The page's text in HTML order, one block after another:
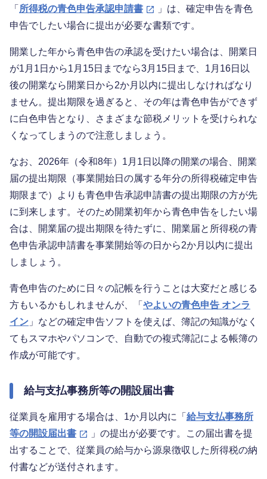
「 所得税の青色申告承認申請書
」は、確定申告を青色
申告でしたい場合に提出が必要な書類です。
開業した年から青色申告の承認を受けたい場合は、開業日
が1月1日から1月15日までなら3月15日まで、1月16日以
後の開業なら開業日から2か月以内に提出しなければなり
ません。提出期限を過ぎると、その年は青色申告ができず
に白色申告となり、さまざまな節税メリットを受けられな
くなってしまうので注意しましょう。
なお、2026年（令和8年）1月1日以降の開業の場合、開業
届の提出期限（事業開始日の属する年分の所得税確定申告
期限まで）よりも青色申告承認申請書の提出期限の方が先
に到来します。そのため開業初年から青色申告をしたい場
合は、開業届の提出期限を待たずに、開業届と所得税の青
色申告承認申請書を事業開始等の日から2か月以内に提出
しましょう。
青色申告のために日々の記帳を行うことは大変だと感じる
方もいるかもしれませんが、「 やよいの青色申告 オンラ
イン 」などの確定申告ソフトを使えば、簿記の知識がなく
てもスマホやパソコンで、自動での複式簿記による帳簿の
作成が可能です。
給与支払事務所等の開設届出書
従業員を雇用する場合は、1か月以内に「 給与支払事務所
等の開設届出書
」の提出が必要です。この届出書を提
出することで、従業員の給与から源泉徴収した所得税の納
付書などが送付されます。